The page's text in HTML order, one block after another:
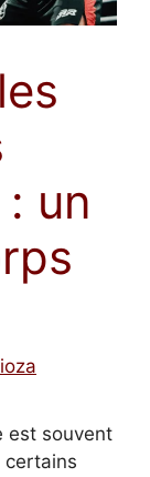
un
est souvent
certains